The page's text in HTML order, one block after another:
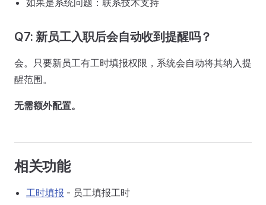
如果是系统问题：联系技术支持
Q7: 新员工入职后会自动收到提醒吗？
会。只要新员工有工时填报权限，系统会自动将其纳入提
醒范围。
无需额外配置。
相关功能
工时填报 - 员工填报工时